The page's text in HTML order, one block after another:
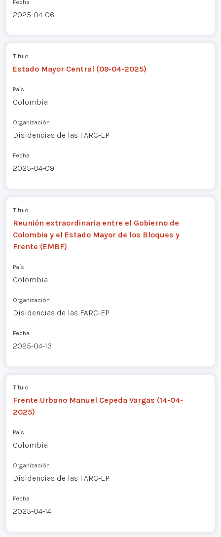
Fecha
2025-04-06
Título
Estado Mayor Central (09-04-2025)
País
Colombia
Organización
Disidencias de las FARC-EP
Fecha
2025-04-09
Título
Reunión extraordinaria entre el Gobierno de
Colombia y el Estado Mayor de los Bloques y
Frente (EMBF)
País
Colombia
Organización
Disidencias de las FARC-EP
Fecha
2025-04-13
Título
Frente Urbano Manuel Cepeda Vargas (14-04-
2025)
País
Colombia
Organización
Disidencias de las FARC-EP
Fecha
2025-04-14